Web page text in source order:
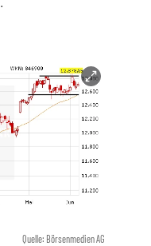
Quelle: Börsenmedien AG